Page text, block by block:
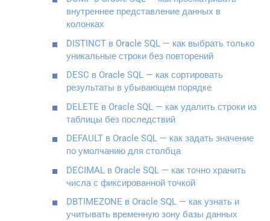
внутреннее представление данных в
колонках
DISTINCT в Oracle SQL — как выбрать только
уникальные строки без повторений
DESC в Oracle SQL — как сортировать
результаты в убывающем порядке
DELETE в Oracle SQL — как удалить строки из
таблицы без последствий
DEFAULT в Oracle SQL — как задать значение
по умолчанию для столбца
DECIMAL в Oracle SQL — как точно хранить
числа с фиксированной точкой
DBTIMEZONE в Oracle SQL — как узнать и
учитывать временную зону базы данных